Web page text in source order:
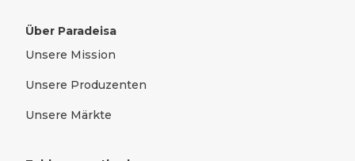
Über Paradeisa
Unsere Mission
Unsere Produzenten
Unsere Märkte